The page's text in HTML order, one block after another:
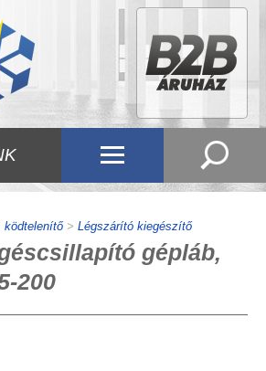
ködtelenítő> Légszárító kiegészítő
gépláb,
200